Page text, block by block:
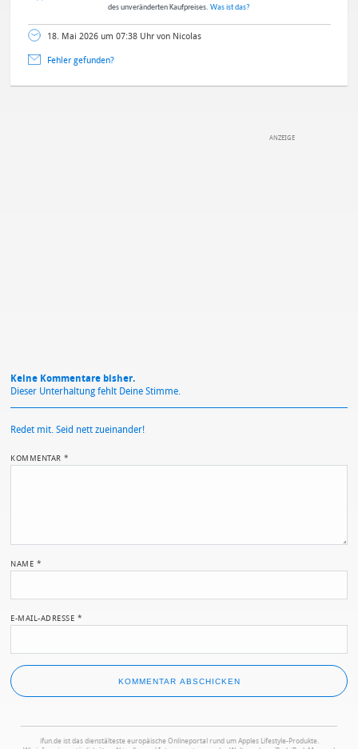
des unveränderten Kaufpreises. Was ist das?
18. Mai 2026 um 07:38 Uhr von Nicolas
Fehler gefunden?
Keine Kommentare bisher.
Dieser Unterhaltung fehlt Deine Stimme.
Redet mit. Seid nett zueinander!
KOMMENTAR*
NAME *
E-MAIL-ADRESSE *
ifun.de ist das dienstälteste europäische Onlineportal rund um Apples Lifestyle-Produkte.